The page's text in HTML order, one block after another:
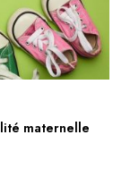
maternelle